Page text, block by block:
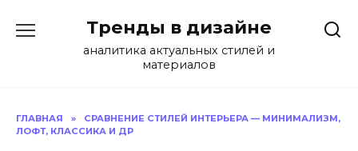
содержанию
Тренды в дизайне
аналитика актуальных стилей и
материалов
ГЛАВНАЯ »
СРАВНЕНИЕ СТИЛЕЙ ИНТЕРЬЕРА — МИНИМАЛИЗМ,
ЛОФТ, КЛАССИКА И ДР